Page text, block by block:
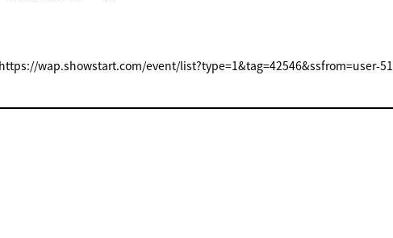
https://wap.showstart.com/event/list?type=1&tag=42546&ssfrom=user-